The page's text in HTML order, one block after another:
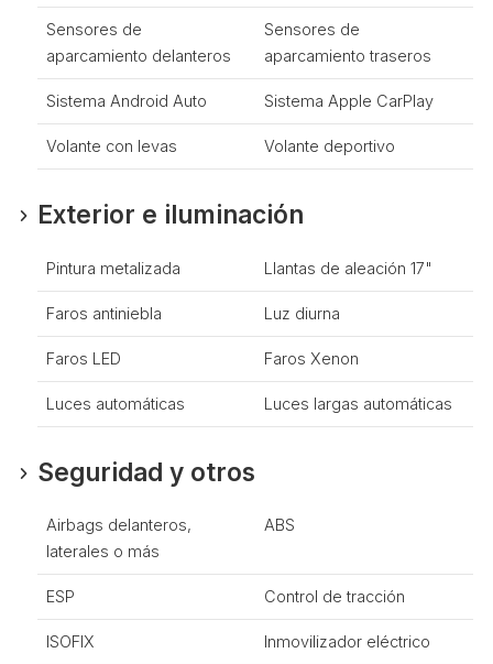
Sensores de
aparcamiento delanteros
Sensores de
aparcamiento traseros
Sistema Android Auto Sistema Apple CarPlay
Volante con levas Volante deportivo
Exterior e iluminación
Pintura metalizada Llantas de aleación 17"
Faros antiniebla Luz diurna
Faros LED Faros Xenon
Luces automáticas Luces largas automáticas
Seguridad y otros
Airbags delanteros,
laterales o más
ABS
ESP Control de tracción
ISOFIX Inmovilizador eléctrico